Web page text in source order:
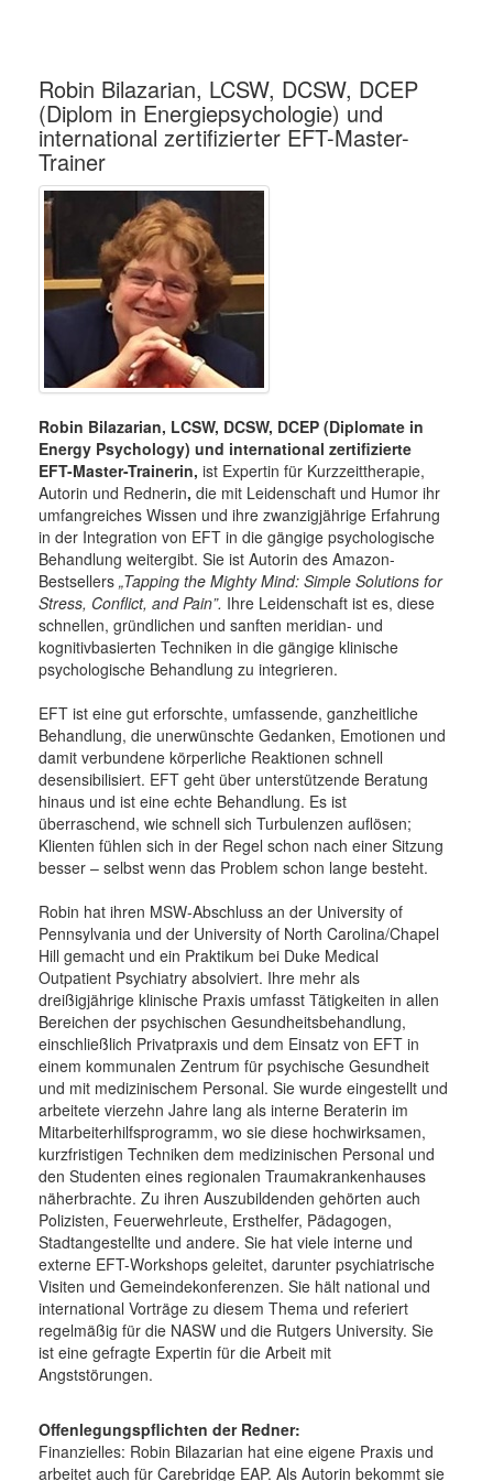
Robin Bilazarian, LCSW, DCSW, DCEP
(Diplom in Energiepsychologie) und
international zertifizierter EFT-Master-
Trainer
Robin Bilazarian, LCSW, DCSW, DCEP (Diplomate in
Energy Psychology) und international zertifizierte
EFT-Master-Trainerin, ist Expertin für Kurzzeittherapie,
Autorin und Rednerin, die mit Leidenschaft und Humor ihr
umfangreiches Wissen und ihre zwanzigjährige Erfahrung
in der Integration von EFT in die gängige psychologische
Behandlung weitergibt. Sie ist Autorin des Amazon-
Bestsellers „Tapping the Mighty Mind: Simple Solutions for
Stress, Conflict, and Pain”. Ihre Leidenschaft ist es, diese
schnellen, gründlichen und sanften meridian- und
kognitivbasierten Techniken in die gängige klinische
psychologische Behandlung zu integrieren.
EFT ist eine gut erforschte, umfassende, ganzheitliche
Behandlung, die unerwünschte Gedanken, Emotionen und
damit verbundene körperliche Reaktionen schnell
desensibilisiert. EFT geht über unterstützende Beratung
hinaus und ist eine echte Behandlung. Es ist
überraschend, wie schnell sich Turbulenzen auflösen;
Klienten fühlen sich in der Regel schon nach einer Sitzung
besser – selbst wenn das Problem schon lange besteht.
Robin hat ihren MSW-Abschluss an der University of
Pennsylvania und der University of North Carolina/Chapel
Hill gemacht und ein Praktikum bei Duke Medical
Outpatient Psychiatry absolviert. Ihre mehr als
dreißigjährige klinische Praxis umfasst Tätigkeiten in allen
Bereichen der psychischen Gesundheitsbehandlung,
einschließlich Privatpraxis und dem Einsatz von EFT in
einem kommunalen Zentrum für psychische Gesundheit
und mit medizinischem Personal. Sie wurde eingestellt und
arbeitete vierzehn Jahre lang als interne Beraterin im
Mitarbeiterhilfsprogramm, wo sie diese hochwirksamen,
kurzfristigen Techniken dem medizinischen Personal und
den Studenten eines regionalen Traumakrankenhauses
näherbrachte. Zu ihren Auszubildenden gehörten auch
Polizisten, Feuerwehrleute, Ersthelfer, Pädagogen,
Stadtangestellte und andere. Sie hat viele interne und
externe EFT-Workshops geleitet, darunter psychiatrische
Visiten und Gemeindekonferenzen. Sie hält national und
international Vorträge zu diesem Thema und referiert
regelmäßig für die NASW und die Rutgers University. Sie
ist eine gefragte Expertin für die Arbeit mit
Angststörungen.
Offenlegungspflichten der Redner:
Finanzielles: Robin Bilazarian hat eine eigene Praxis und
arbeitet auch für Carebridge EAP. Als Autorin bekommt sie